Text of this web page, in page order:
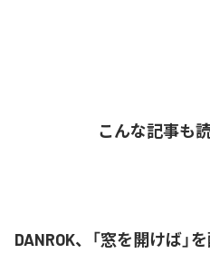
こんな記事も
DANROK、「窓を開けば」